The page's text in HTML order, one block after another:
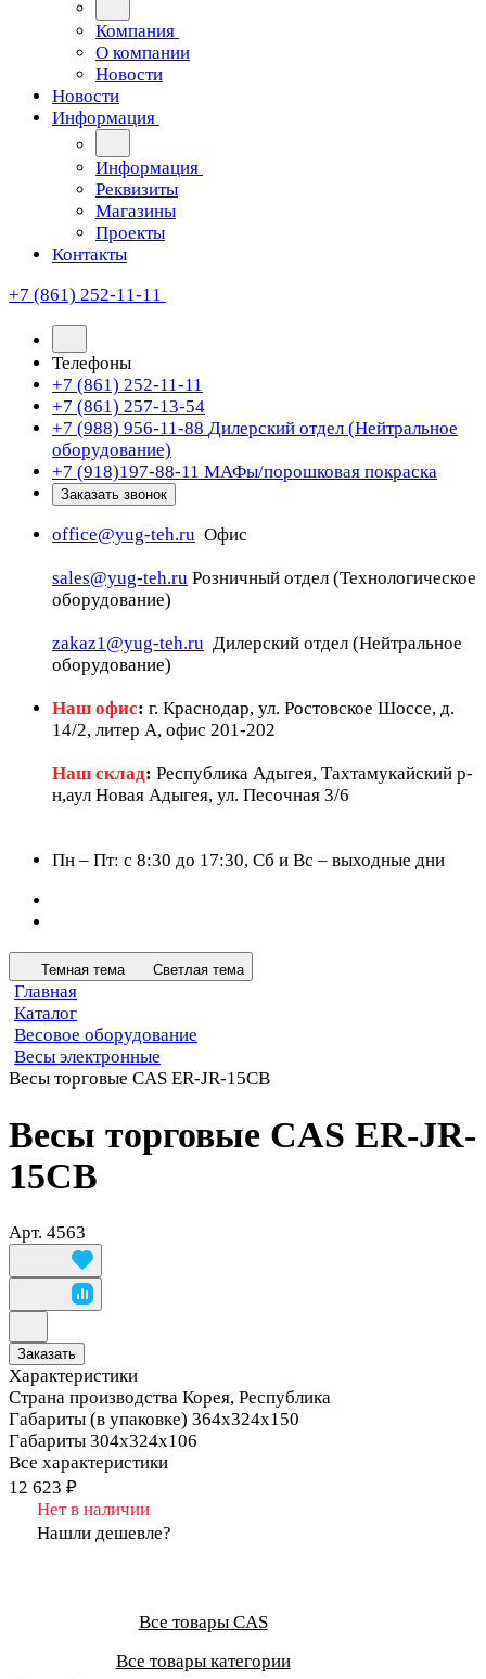
Компания
О компании
Новости
Новости
Информация
Информация
Реквизиты
Магазины
Проекты
Контакты
+7 (861) 252-11-11
Телефоны
+7 (861) 252-11-11
+7 (861) 257-13-54
+7 (988) 956-11-88 Дилерский отдел (Нейтральное
оборудование)
+7 (918)197-88-11 МАФы/порошковая покраска
Заказать звонок
office@yug-teh.ru Офис
sales@yug-teh.ru Розничный отдел (Технологическое
оборудование)
zakaz1@yug-teh.ru Дилерский отдел (Нейтральное
оборудование)
Наш офис: г. Краснодар, ул. Ростовское Шоссе, д.
14/2, литер А, офис 201-202
Наш склад: Республика Адыгея, Тахтамукайский р-
н,аул Новая Адыгея, ул. Песочная 3/6
Пн – Пт: c 8:30 до 17:30, Сб и Вс – выходные дни
Темная тема Светлая тема
Главная
Каталог
Весовое оборудование
Весы электронные
Весы торговые CAS ER-JR-15CB
Весы торговые CAS ER-JR-
15CB
Арт. 4563
Заказать
Характеристики
Страна производства Корея, Республика
Габариты (в упаковке) 364х324х150
Габариты 304х324х106
Все характеристики
12 623 ₽
Нет в наличии
Нашли дешевле?
Все товары CAS
Все товары категории